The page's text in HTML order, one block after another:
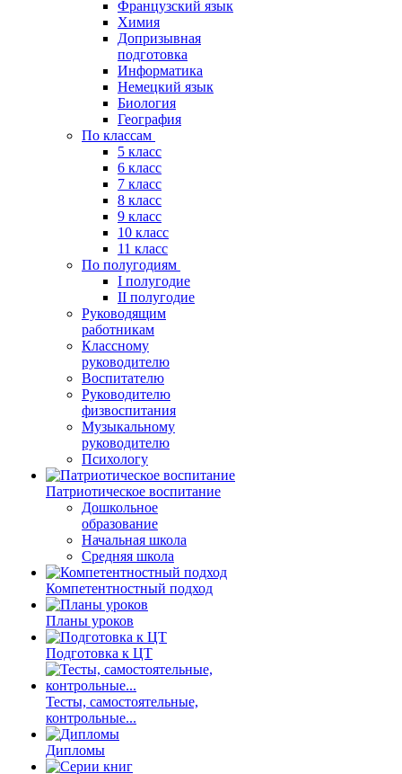
Французский язык
Химия
Допризывная
подготовка
Информатика
Немецкий язык
Биология
География
По классам
5 класс
6 класс
7 класс
8 класс
9 класс
10 класс
11 класс
По полугодиям
I полугодие
II полугодие
Руководящим
работникам
Классному
руководителю
Воспитателю
Руководителю
физвоспитания
Музыкальному
руководителю
Психологу
Патриотическое воспитание
Дошкольное
образование
Начальная школа
Средняя школа
Компетентностный подход
Планы уроков
Подготовка к ЦТ
Тесты, самостоятельные,
контрольные...
Дипломы